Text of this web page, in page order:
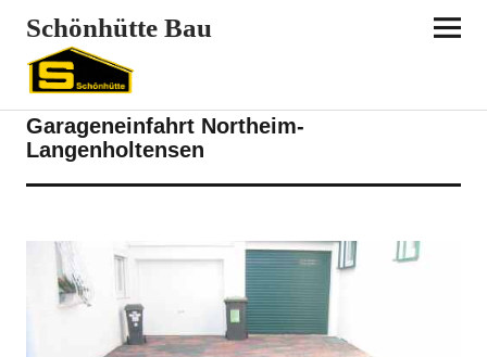
Schönhütte Bau
BAUBETRIEB
Garageneinfahrt Northeim-
Langenholtensen